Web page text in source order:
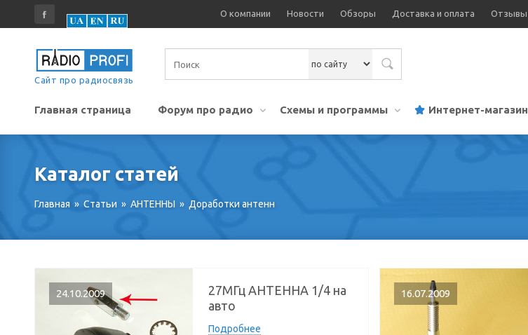
О компании Новости Обзоры Доставка и оплата Отзывы
Сайт про радиосвязь
Главная страница Форум про радио Схемы и программы Интернет-магазин
Каталог статей
Главная » Статьи » АНТЕННЫ » Доработки антенн
24.10.2009
27МГц АНТЕННА 1/4 на
авто
Подробнее
16.07.2009